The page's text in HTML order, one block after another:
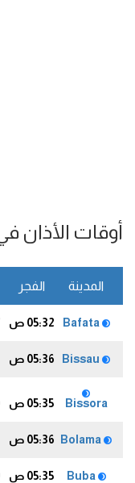
أوقات الأذان
المدينة الفجر
05:32 ص
05:36 ص
Bissora 05:35 ص
05:36 ص
05:35 ص